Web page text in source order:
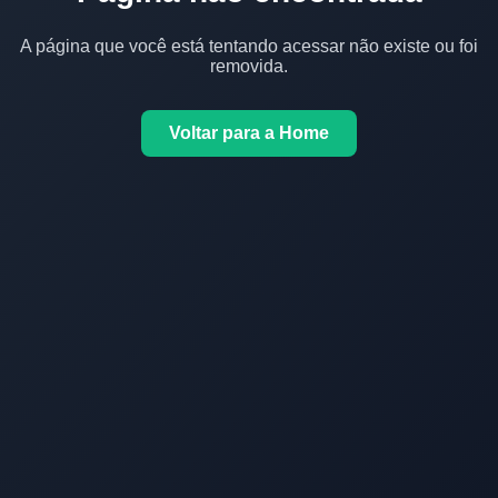
A página que você está tentando acessar não existe ou foi
removida.
Voltar para a Home